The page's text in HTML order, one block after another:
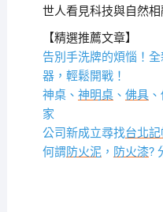
世人看見科技與自然相
【精選推薦文章】
告別手洗牌的煩惱！
器，輕鬆開戰！
神桌、 神明桌、 佛具、
家
公司新成立尋找台北
何謂防火泥， 防火漆?